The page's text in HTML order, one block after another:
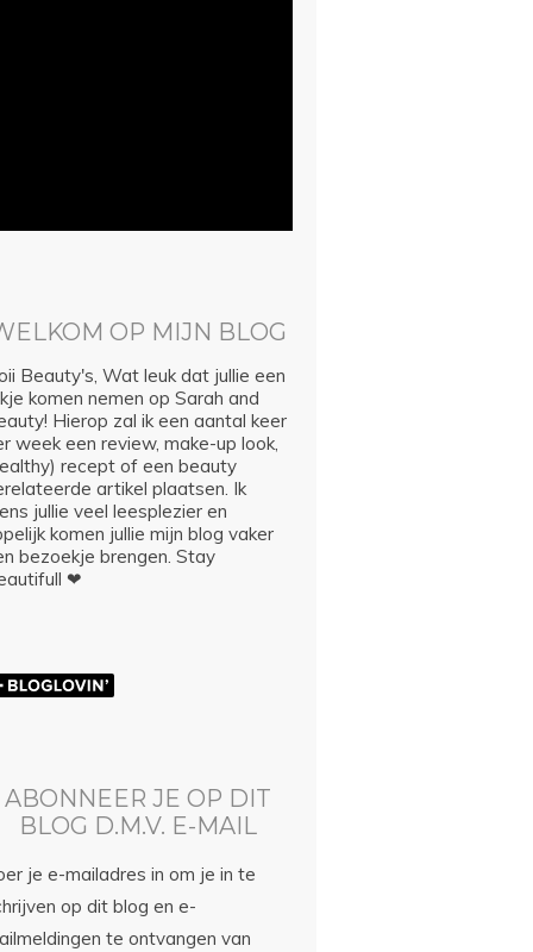
OP MIJN BLOG
Beauty's, Wat leuk dat jullie een
komen nemen op Sarah and
Hierop zal ik een aantal keer
week een review, make-up look,
recept of een beauty
artikel plaatsen. Ik
jullie veel leesplezier en
komen jullie mijn blog vaker
bezoekje brengen. Stay
❤
ABONNEER JE OP DIT
BLOG D.M.V. E-MAIL
je e-mailadres in om je in te
op dit blog en e-
te ontvangen van